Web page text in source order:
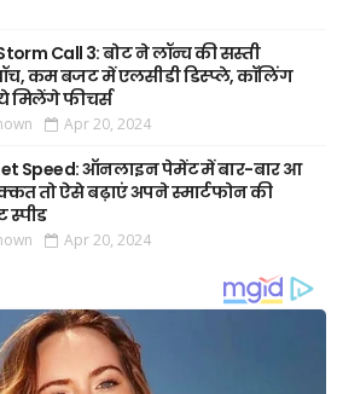
Call 3: बोट ने लॉन्च की सस्ती
कम बजट में एलसीडी डिस्प्ले, कॉलिंग
मिलेंगे फीचर्स
Apr 20, 2024
Speed: ऑनलाइन पेमेंट में बार-बार आ
तो ऐसे बढ़ाएं अपने स्मार्टफोन की
स्पीड
Apr 20, 2024